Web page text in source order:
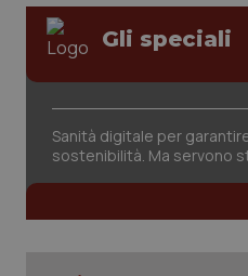
Gli speciali
Sanità digitale per
sostenibilità. Ma servono